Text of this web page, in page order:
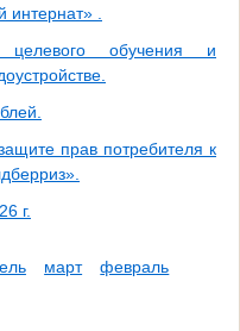
интернат» .
обучения и
прав потребителя к
г.
март
февраль